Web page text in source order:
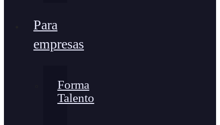
Para
empresas
Forma
Talento